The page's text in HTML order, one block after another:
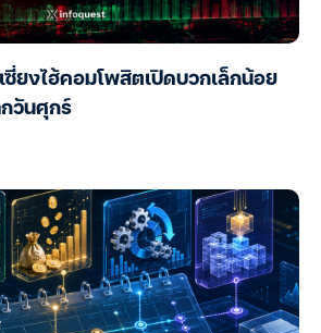
ซี่ยงไฮ้คอมโพสิตเปิดบวกเล็กน้อย
วันศุกร์